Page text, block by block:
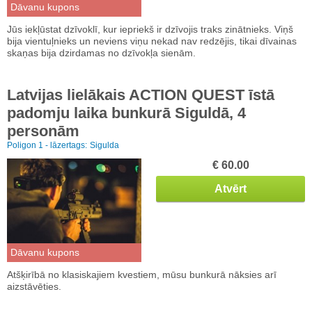
Dāvanu kupons
Jūs iekļūstat dzīvoklī, kur iepriekš ir dzīvojis traks zinātnieks. Viņš
bija vientuļnieks un neviens viņu nekad nav redzējis, tikai dīvainas
skaņas bija dzirdamas no dzīvokļa sienām.
Latvijas lielākais ACTION QUEST īstā
padomju laika bunkurā Siguldā, 4
personām
Poligon 1 - lāzertags: Sigulda
Dāvanu kupons
€ 60.00
Atvērt
Atšķirībā no klasiskajiem kvestiem, mūsu bunkurā nāksies arī
aizstāvēties.